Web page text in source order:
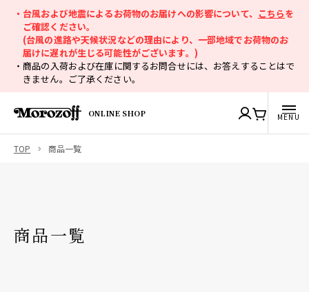
・台風および地震によるお荷物のお届けへの影響について、 こちらを
ご確認ください。
(台風の進路や天候状況などの理由により、一部地域でお荷物のお
届けに遅れが生じる可能性がございます。)
・商品の入荷および在庫に関するお問合せには、お答えすることはで
きません。ご了承ください。
ONLINE SHOP
TOP 商品一覧
商品一覧